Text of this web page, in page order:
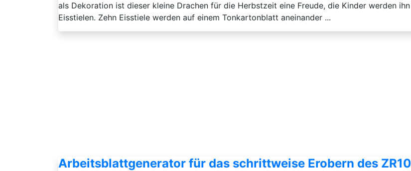
als Dekoration ist dieser kleine Drachen für die Herbstzeit eine Freude, die Kinder werden
Eisstielen. Zehn Eisstiele werden auf einem Tonkartonblatt aneinander ...
Arbeitsblattgenerator für das schrittweise Erobern des